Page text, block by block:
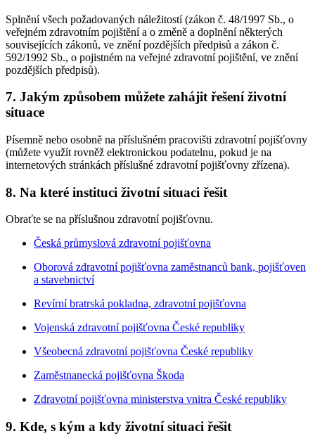
Splnění všech požadovaných náležitostí (zákon č. 48/1997 Sb., o
veřejném zdravotním pojištění a o změně a doplnění některých
souvisejících zákonů, ve znění pozdějších předpisů a zákon č.
592/1992 Sb., o pojistném na veřejné zdravotní pojištění, ve znění
pozdějších předpisů).
7. Jakým způsobem můžete zahájit řešení životní
situace
Písemně nebo osobně na příslušném pracovišti zdravotní pojišťovny
(můžete využít rovněž elektronickou podatelnu, pokud je na
internetových stránkách příslušné zdravotní pojišťovny zřízena).
8. Na které instituci životní situaci řešit
Obraťte se na příslušnou zdravotní pojišťovnu.
Česká průmyslová zdravotní pojišťovna
Oborová zdravotní pojišťovna zaměstnanců bank, pojišťoven
a stavebnictví
Revírní bratrská pokladna, zdravotní pojišťovna
Vojenská zdravotní pojišťovna České republiky
Všeobecná zdravotní pojišťovna České republiky
Zaměstnanecká pojišťovna Škoda
Zdravotní pojišťovna ministerstva vnitra České republiky
9. Kde, s kým a kdy životní situaci řešit